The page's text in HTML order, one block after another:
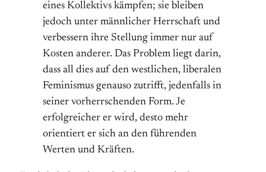
eines Kollektivs kämpfen; sie bleiben
jedoch unter männlicher Herrschaft und
verbessern ihre Stellung immer nur auf
Kosten anderer. Das Problem liegt darin,
dass all dies auf den westlichen, liberalen
Feminismus genauso zutrifft, jedenfalls in
seiner vorherrschenden Form. Je
erfolgreicher er wird, desto mehr
orientiert er sich an den führenden
Werten und Kräften.